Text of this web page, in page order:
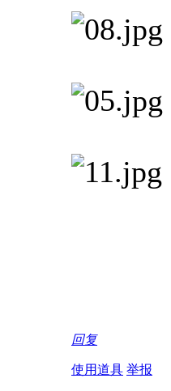
回复
使用道具 举报